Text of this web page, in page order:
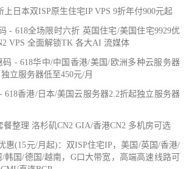
上日本双ISP原生住宅IP VPS 9折年付900元起
- 618全场限时六折 英国住宅/美国住宅9929优
VPS 全面解锁TK 各大AI 流媒体
码 - 618华中/中国香港/美国/欧洲多种云服务器
立服务器低至450元/月
618香港/日本/美国云服务器2.2折起独立服务器
餐整理 洛杉矶CN2 GIA/香港CN2 多机房可选
惠(15元/月起)：双ISP住宅IP，美国/英国/香港/
韩国/德国/越南，G口大带宽，高端高速线路可